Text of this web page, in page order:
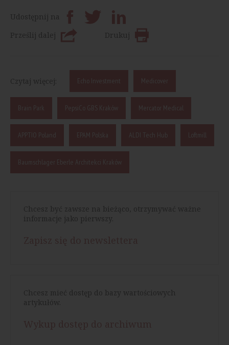
Udostępnij na
Prześlij dalej
Drukuj
Czytaj więcej: Echo Investment Medicover
Brain Park PepsiCo GBS Kraków Mercator Medical
APPTIO Poland EPAM Polska ALDI Tech Hub Loftmill
Baumschlager Eberle Architekci Kraków
Chcesz być zawsze na bieżąco, otrzymywać ważne
informacje jako pierwszy.
Chcesz mieć dostęp do bazy wartościowych
artykułów.